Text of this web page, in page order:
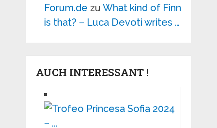
Forum.de zu What kind of Finn
is that? – Luca Devoti writes …
AUCH INTERESSANT !